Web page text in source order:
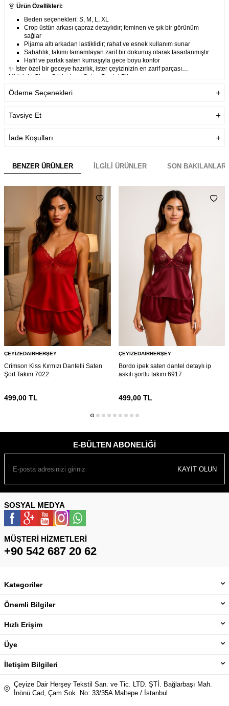
👗 Ürün Özellikleri:
Beden seçenekleri: S, M, L, XL
Crop üstün arkası çapraz detaylıdır; feminen ve şık bir görünüm
sağlar
Pijama altı arkadan lastiklidir; rahat ve esnek kullanım sunar
Sabahlık, takımı tamamlayan zarif bir dokunuş olarak tasarlanmıştır
Hafif ve parlak saten kumaşıyla gece boyu konfor
✨ İster özel bir geceye hazırlık, ister çeyizinizin en zarif parçası…
Midnight Glow Şık lacivert Saten Dantel Pijama
Garanti Bilgisi
Ödeme Seçenekleri
Tavsiye Et
İade Koşulları
BENZER ÜRÜNLER İLGILI ÜRÜNLER SON BAKILANLAR
ÇEYIZEDAIRHERŞEY
Crimson Kiss Kırmızı Dantelli Saten
Şort Takım 7022
499,00 TL
ÇEYIZEDAIRHERŞEY
Bordo ipek saten dantel detaylı ip
askılı şortlu takım 6917
499,00TL
E-BÜLTEN ABONELIĞI
KAYIT OLUN
SOSYAL MEDYA
MÜŞTERI HIZMETLERI
+90 542 687 20 62
Kategoriler
Önemli Bilgiler
Hızlı Erişim
Üye
İletişim Bilgileri
Çeyize Dair Herşey Tekstil San. ve Tic. LTD. ŞTİ. Bağlarbaşı Mah.
İnönü Cad, Çam Sok. No: 33/35A Maltepe / İstanbul